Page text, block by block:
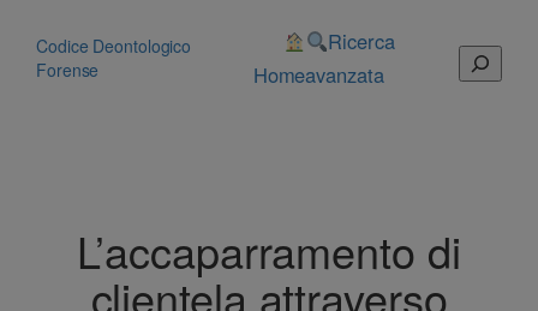
contenuto
Codice Deontologico
Forense
Home
Ricerca
avanzata
Cerca
L’accaparramento di
clientela attraverso